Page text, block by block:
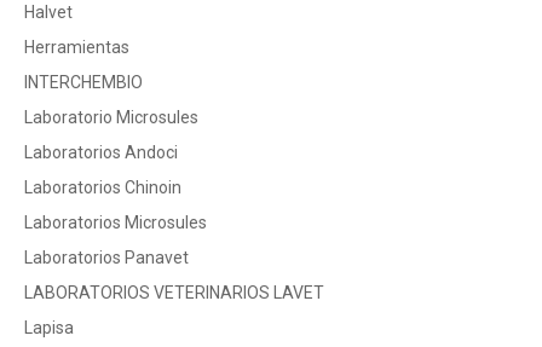
Halvet
Herramientas
INTERCHEMBIO
Laboratorio Microsules
Laboratorios Andoci
Laboratorios Chinoin
Laboratorios Microsules
Laboratorios Panavet
LABORATORIOS VETERINARIOS LAVET
Lapisa